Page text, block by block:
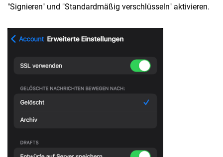
"Signieren" und "Standardmäßig verschlüsseln" aktivieren.